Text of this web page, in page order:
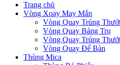
Trang chủ
Vòng Xoay May Mắn
Vòng Quay Trúng
Vòng Quay Bảng Trụ
Vòng Quay Trúng
Vòng Quay Để Bàn
Thùng Mica